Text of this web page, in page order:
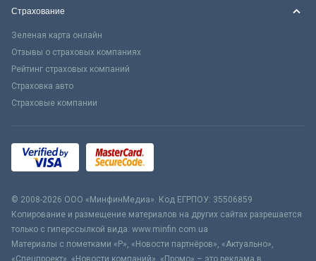
Страхование
Зеленая карта онлайн
Отзывы о страховых компаниях
Рейтинг страховых компаний
Страховка авто
Страховые компании
© 2008-2026 ООО «МинфинМедиа». Код ЕГРПОУ: 35506859
Копирование и размещение материалов на других сайтах разрешается
только с гиперссылкой вида: www.minfin.com.ua
Материалы с пометками «Р», «Новости партнёров», «Актуально»,